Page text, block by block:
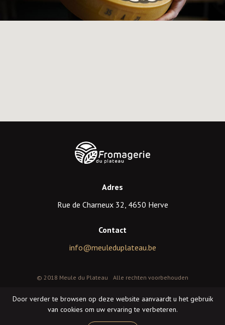
Door verder te browsen op deze website aanvaardt u het gebruik
van cookies om uw ervaring te verbeteren.
Adres
Rue de Charneux 32, 4650 Herve
Contact
info@meuleduplateau.be
© 2018 Meule du Plateau
Alle rechten voorbehouden
Creatie van de website door Alive & K